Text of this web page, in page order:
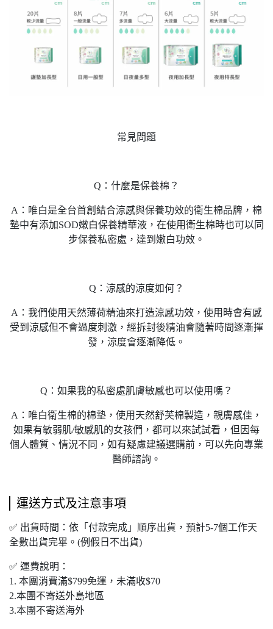
常見問題
Q：什麼是保養棉？
A：唯白是全台首創結合涼感與保養功效的衛生棉品牌，棉
墊中有添加SOD嫩白保養精華液，在使用衛生棉時也可以同
步保養私密處，達到嫩白功效。
Q：涼感的涼度如何？
A：我們使用天然薄荷精油來打造涼感功效，使用時會有感
受到涼感但不會過度刺激，經拆封後精油會隨著時間逐漸揮
發，涼度會逐漸降低。
Q：如果我的私密處肌膚敏感也可以使用嗎？
A：唯白衛生棉的棉墊，使用天然舒芙棉製造，親膚感佳，
如果有敏弱肌/敏感肌的女孩們，都可以來試試看，但因每
個人體質、情況不同，如有疑慮建議選購前，可以先向專業
醫師諮詢。
運送方式及注意事項
✅ 出貨時間：依「付款完成」順序出貨，預計5-7個工作天
全數出貨完畢。(例假日不出貨)
✅ 運費說明：
1. 本團消費滿$799免運，未滿收$70
2.本團不寄送外島地區
3.本團不寄送海外